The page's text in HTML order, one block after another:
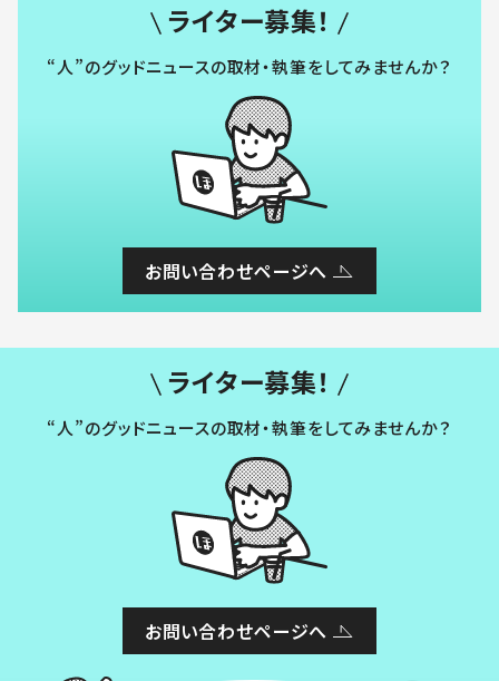
ライター募集！
“人”のグッドニュースの取材・執筆をしてみませんか？
お問い合わせページへ
ライター募集！
“人”のグッドニュースの取材・執筆をしてみませんか？
お問い合わせページへ